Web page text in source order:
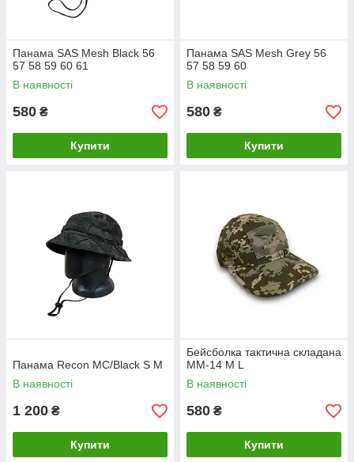
Панама SAS Mesh Black 56
57 58 59 60 61
В наявності
580 ₴
Купити
Панама SAS Mesh Grey 56
57 58 59 60
В наявності
580 ₴
Купити
Панама Recon MC/Black S M
В наявності
1 200 ₴
Купити
Бейсболка тактична складана
ММ-14 M L
В наявності
580 ₴
Купити